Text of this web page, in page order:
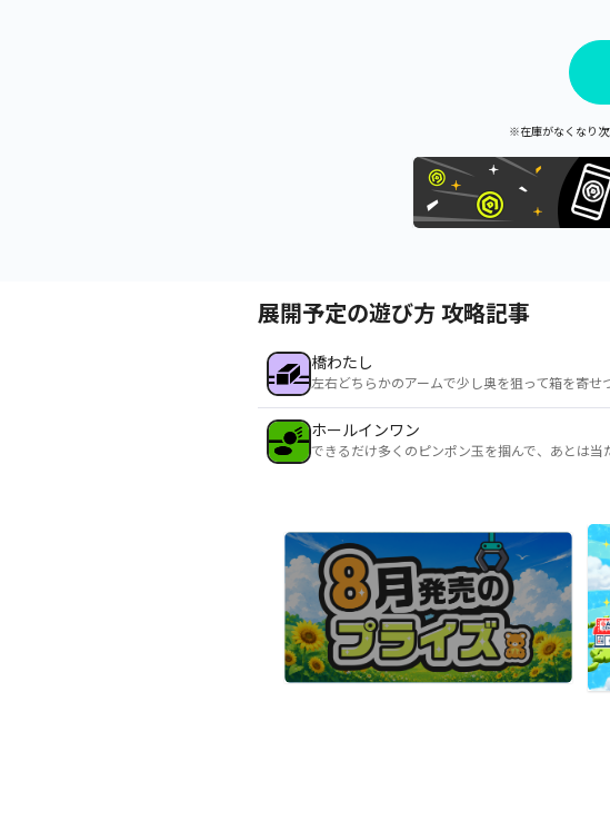
※在庫がなくなり次
展開予定の遊び方 攻略記事
橋わたし
左右どちらかのアームで少し奥を狙って箱を寄
ホールインワン
できるだけ多くのピンポン玉を掴んで、あとは当